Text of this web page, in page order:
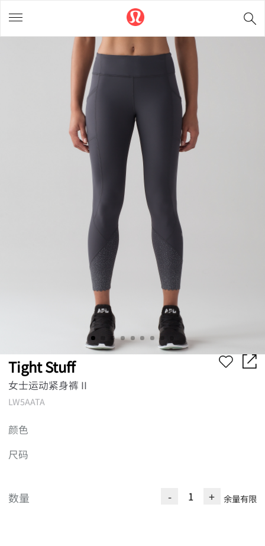
Tight Stuff
女士运动紧身裤 II
LW5AATA
颜色
尺码
数量 - + 余量有限